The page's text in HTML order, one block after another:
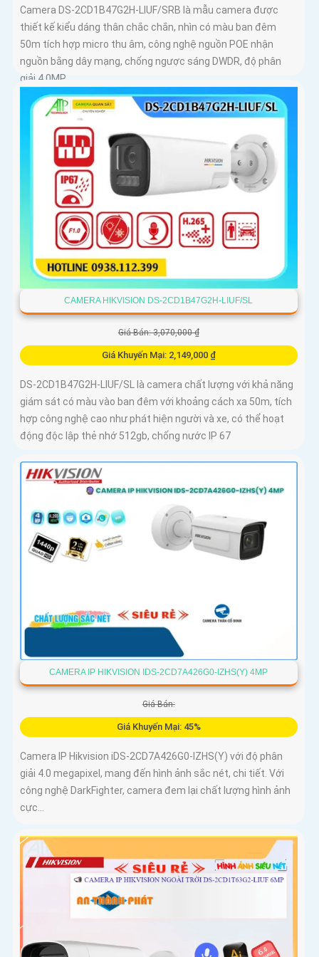
Camera DS-2CD1B47G2H-LIUF/SRB là mẫu camera được
thiết kế kiểu dáng thân chắc chắn, nhìn có màu ban đêm
50m tích hợp micro thu âm, công nghệ nguồn POE nhận
nguồn bằng dây mạng, chống ngược sáng DWDR, độ phân
giải 4.0MP
CAMERA HIKVISION DS-2CD1B47G2H-LIUF/SL
Giá Bán: 3,070,000 ₫
Giá Khuyến Mại: 2,149,000 ₫
DS-2CD1B47G2H-LIUF/SL là camera chất lượng với khả năng
giám sát có màu vào ban đêm với khoảng cách xa 50m, tích
hợp công nghệ cao như phát hiện người và xe, có thể hoạt
động độc lập thẻ nhớ 512gb, chống nước IP 67
CAMERA IP HIKVISION IDS-2CD7A426G0-IZHS(Y) 4MP
Giá Bán:
Giá Khuyến Mại: 45%
Camera IP Hikvision iDS-2CD7A426G0-IZHS(Y) với độ phân
giải 4.0 megapixel, mang đến hình ảnh sắc nét, chi tiết. Với
công nghệ DarkFighter, camera đem lại chất lượng hình ảnh
cực...